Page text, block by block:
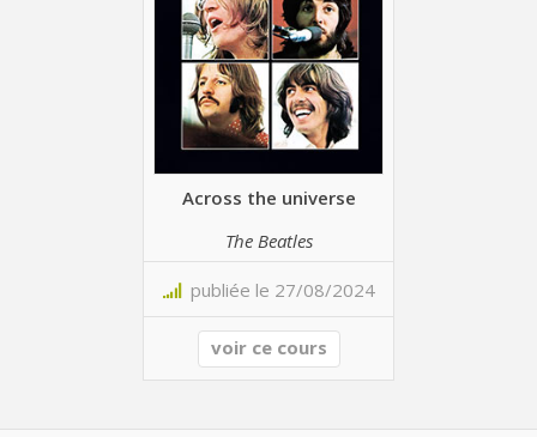
Across the universe
The Beatles
publiée le 27/08/2024
voir ce cours